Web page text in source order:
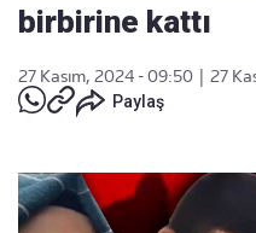
birbirine kattı
27 Kasım, 2024 - 09:50
27
Paylaş